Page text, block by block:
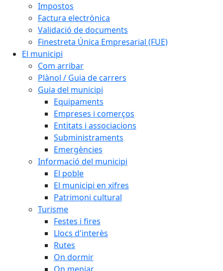
Impostos
Factura electrònica
Validació de documents
Finestreta Única Empresarial (FUE)
El municipi
Com arribar
Plànol / Guia de carrers
Guia del municipi
Equipaments
Empreses i comerços
Entitats i associacions
Subministraments
Emergències
Informació del municipi
El poble
El municipi en xifres
Patrimoni cultural
Turisme
Festes i fires
Llocs d'interès
Rutes
On dormir